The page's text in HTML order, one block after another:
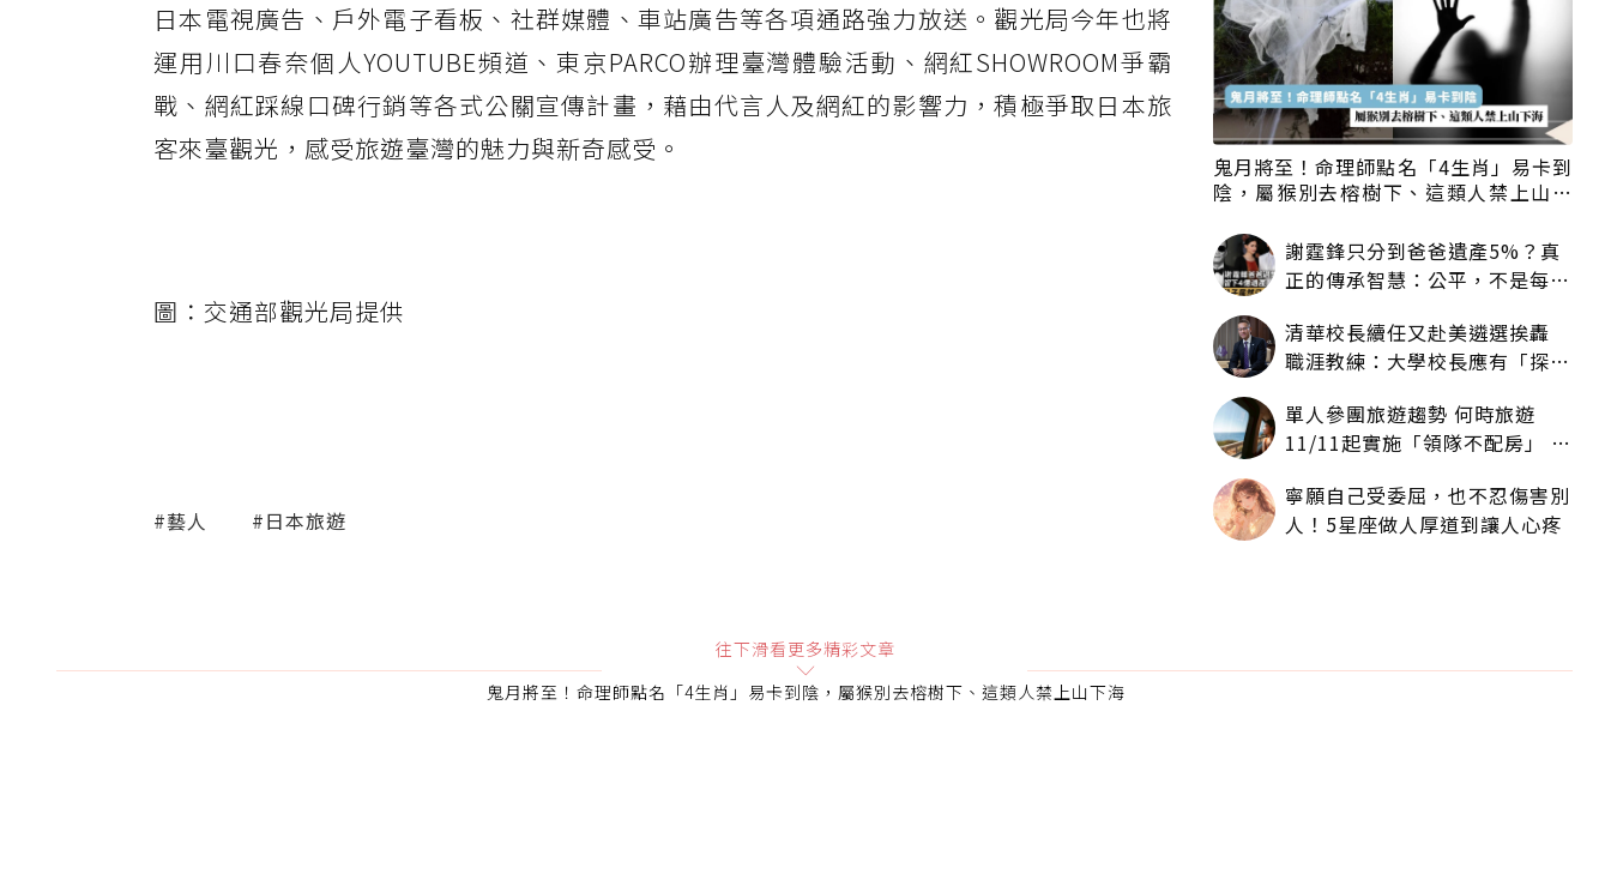
日本電視廣告、戶外電子看板、社群媒體、車站廣告等各項通路強力放送。觀光局今年也將
運用川口春奈個人YOUTUBE頻道、東京PARCO辦理臺灣體驗活動、網紅SHOWROOM爭霸
戰、網紅踩線口碑行銷等各式公關宣傳計畫，藉由代言人及網紅的影響力，積極爭取日本旅
客來臺觀光，感受旅遊臺灣的魅力與新奇感受。
圖：交通部觀光局提供
#藝人 #日本旅遊
鬼月將至！命理師點名「4生肖」易卡到
陰，屬猴別去榕樹下、這類人禁上山下
謝霆鋒只分到爸爸遺產5%？真
正的傳承智慧：公平，不是每個
清華校長續任又赴美遴選挨轟
職涯教練：大學校長應有「探
單人參團旅遊趨勢 何時旅遊
11/11起實施「領隊不配房」 落
寧願自己受委屈，也不忍傷害別
人！5星座做人厚道到讓人心疼
往下滑看更多精彩文章
鬼月將至！命理師點名「4生肖」易卡到陰，屬猴別去榕樹下、這類人禁上山下海